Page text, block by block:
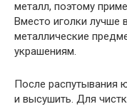
металл, поэтому
Вместо иголки лучше
металлические
украшениям.
После распутывания
и высушить. Для